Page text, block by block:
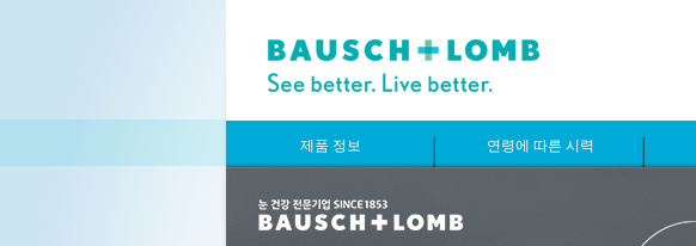
제품 정보 연령에 따른 시력